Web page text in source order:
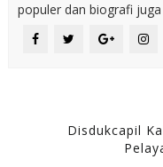
populer dan biografi
Disdukcapil